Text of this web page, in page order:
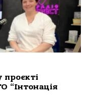
проєкті
“Інтонація